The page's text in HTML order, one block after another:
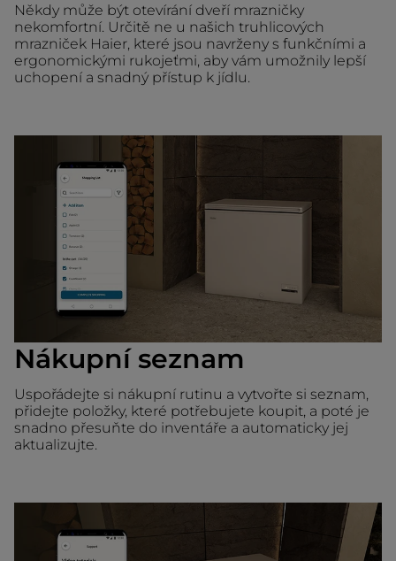
Někdy může být otevírání dveří mrazničky
nekomfortní. Určitě ne u našich truhlicových
mrazniček Haier, které jsou navrženy s funkčními a
ergonomickými rukojeťmi, aby vám umožnily lepší
uchopení a snadný přístup k jídlu.
Nákupní seznam
Uspořádejte si nákupní rutinu a vytvořte si seznam,
přidejte položky, které potřebujete koupit, a poté je
snadno přesuňte do inventáře a automaticky jej
aktualizujte.